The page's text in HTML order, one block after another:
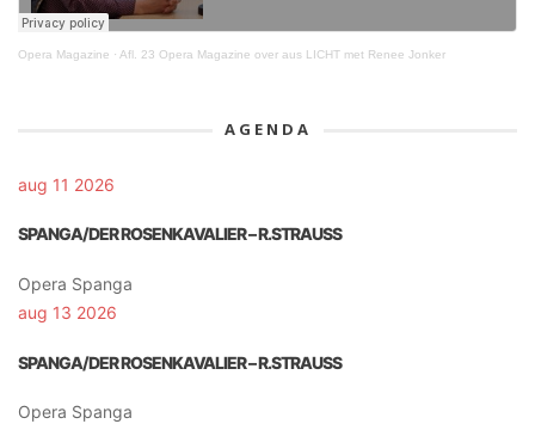
Opera Magazine · Afl. 23 Opera Magazine over aus LICHT met Renee Jonker
AGENDA
aug 11 2026
SPANGA/DER ROSENKAVALIER – R.STRAUSS
Opera Spanga
aug 13 2026
SPANGA/DER ROSENKAVALIER – R.STRAUSS
Opera Spanga